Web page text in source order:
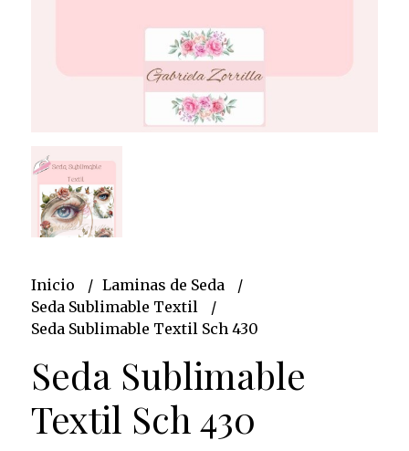
Inicio
Laminas de Seda
Seda Sublimable Textil
Seda Sublimable Textil Sch 430
Seda Sublimable
Textil Sch 430